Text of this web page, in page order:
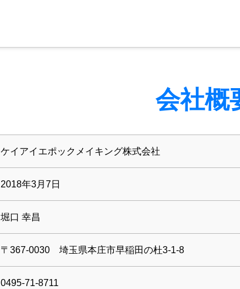
会社概
ケイアイエポックメイキング株式会社
2018年3月7日
堀口 幸昌
〒367-0030 埼玉県本庄市早稲田の杜3-1-8
0495-71-8711